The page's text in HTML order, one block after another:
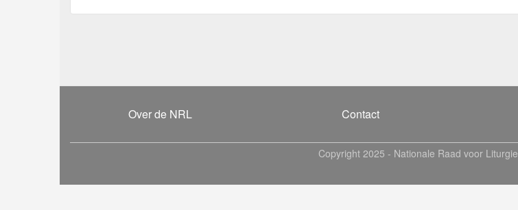
Over de NRL Contact
Copyright 2025 - Nationale Raad voor Liturgie